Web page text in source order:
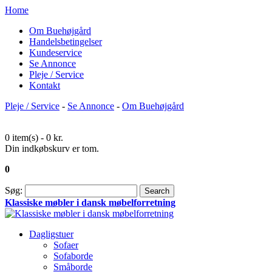
Home
Om Buehøjgård
Handelsbetingelser
Kundeservice
Se Annonce
Pleje / Service
Kontakt
Pleje / Service - Se Annonce - Om Buehøjgård
0 item(s) - 0 kr.
Din indkøbskurv er tom.
0
Søg: Search
Klassiske møbler i dansk møbelforretning
Dagligstuer
Sofaer
Sofaborde
Småborde